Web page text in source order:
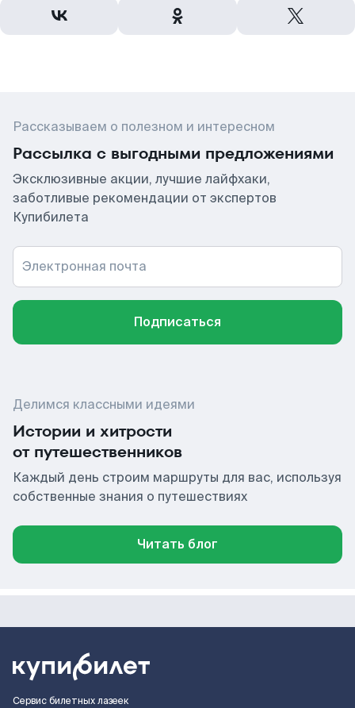
Рассказываем о полезном и интересном
Рассылка с выгодными предложениями
Эксклюзивные акции, лучшие лайфхаки,
заботливые рекомендации от экспертов
Купибилета
Электронная почта
Подписаться
Делимся классными идеями
Истории и хитрости
от путешественников
Каждый день строим маршруты для вас, используя
собственные знания о путешествиях
Читать блог
Сервис билетных лазеек